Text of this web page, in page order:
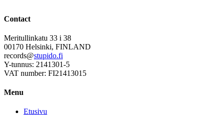
Contact
Meritullinkatu 33 i 38
00170 Helsinki, FINLAND
records@stupido.fi
Y-tunnus: 2141301-5
VAT number: FI21413015
Menu
Etusivu